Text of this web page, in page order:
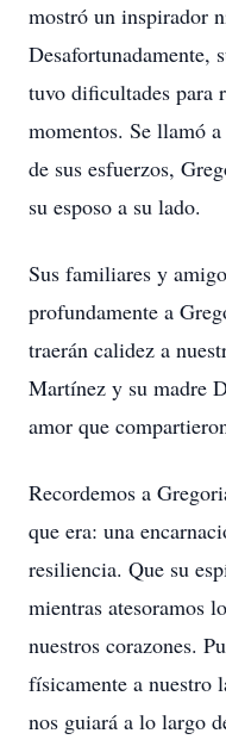
mostró un inspirador
Desafortunadamente,
tuvo dificultades para
momentos. Se llamó
de sus esfuerzos,
su esposo a su lado.
Sus familiares y
profundamente a
traerán calidez a
Martínez y su madre
amor que
Recordemos a
que era: una
resiliencia. Que su
mientras atesoramos
nuestros corazones.
físicamente a nuestro
nos guiará a lo largo